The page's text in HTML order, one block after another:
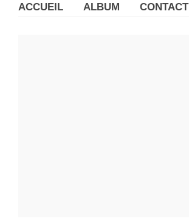
ACCUEIL ALBUM CONTACT